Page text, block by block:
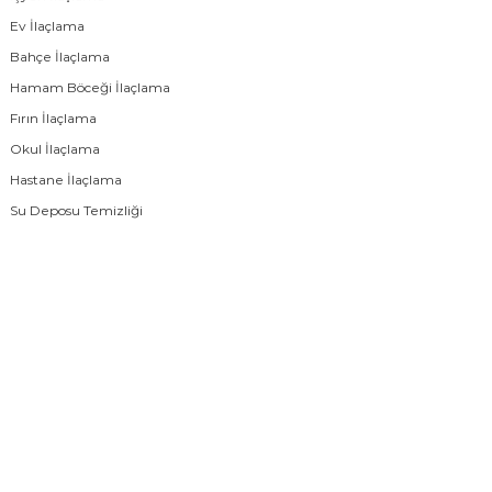
Ev İlaçlama
Bahçe İlaçlama
Hamam Böceği İlaçlama
Fırın İlaçlama
Okul İlaçlama
Hastane İlaçlama
Su Deposu Temizliği